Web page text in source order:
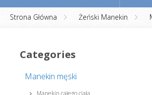
Strona Główna Żeński Manekin
Categories
Manekin męski
Manekin całego ciała